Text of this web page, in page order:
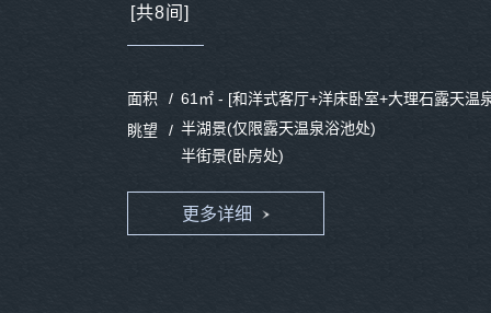
[共8间]
面积 61㎡ - [和洋式客厅+洋床卧室+大理石露天温
眺望
半湖景(仅限露天温泉浴池处)
半街景(卧房处)
更多详细